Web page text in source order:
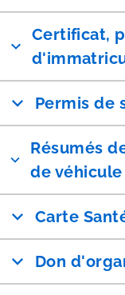
Certificat,
Permis de
Résumés
de véhicule
Carte
Don